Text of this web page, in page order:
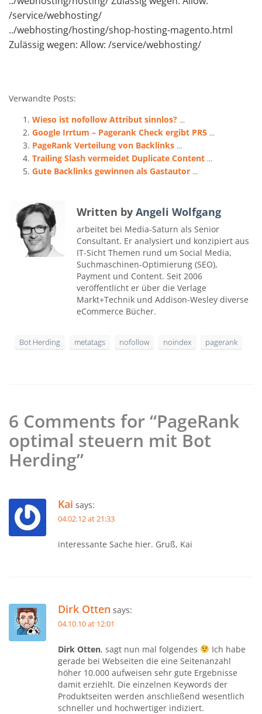
/service/webhosting/
../webhosting/hosting/shop-hosting-magento.html
Zulässig wegen: Allow: /service/webhosting/
Verwandte Posts:
Wieso ist nofollow Attribut sinnlos? ...
Google Irrtum – Pagerank Check ergibt PR5 ...
PageRank Verteilung von Backlinks ...
Trailing Slash vermeidet Duplicate Content ...
Gute Backlinks gewinnen als Gastautor ...
Written by Angeli Wolfgang
arbeitet bei Media-Saturn als Senior
Consultant. Er analysiert und konzipiert aus
IT-Sicht Themen rund um Social Media,
Suchmaschinen-Optimierung (SEO),
Payment und Content. Seit 2006
veröffentlicht er über die Verlage
Markt+Technik und Addison-Wesley diverse
eCommerce Bücher.
Bot Herding metatags nofollow noindex pagerank
6 Comments for “PageRank
optimal steuern mit Bot
Herding”
Kai says:
04.02.12 at 21:33
interessante Sache hier. Gruß, Kai
Dirk Otten says:
04.10.10 at 12:01
Dirk Otten, sagt nun mal folgendes
Ich habe
gerade bei Webseiten die eine Seitenanzahl
höher 10.000 aufweisen sehr gute Ergebnisse
damit erziehlt. Die einzelnen Keywords der
Produktseiten werden anschließend wesentlich
schneller und hochwertiger indiziert.